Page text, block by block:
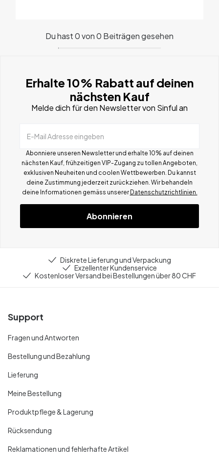
Du hast 0 von 0 Beiträgen gesehen
Erhalte 10% Rabatt auf deinen
nächsten Kauf
Melde dich für den Newsletter von Sinful an
E-Mail Adresse eingeben
Abonniere unseren Newsletter und erhalte 10% auf deinen
nächsten Kauf, frühzeitigen VIP-Zugang zu tollen Angeboten,
exklusiven Neuheiten und coolen Wettbewerben. Du kannst
deine Zustimmung jederzeit zurückziehen. Wir behandeln
deine Informationen gemäss unserer Datenschutzrichtlinien.
Abonnieren
Diskrete Lieferung und Verpackung
Exzellenter Kundenservice
Kostenloser Versand bei Bestellungen über 80 CHF
Support
Fragen und Antworten
Bestellung und Bezahlung
Lieferung
Meine Bestellung
Produktpflege & Lagerung
Rücksendung
Reklamationen und fehlerhafte Artikel